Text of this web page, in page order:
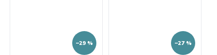
–29 % –27 %